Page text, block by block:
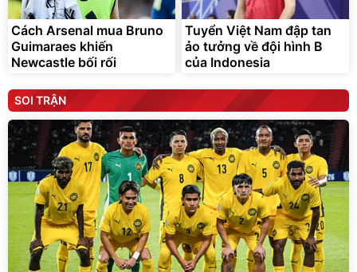
Cách Arsenal mua Bruno
Guimaraes khiến
Newcastle bối rối
Tuyển Việt Nam đập tan
ảo tưởng về đội hình B
của Indonesia
SOI TRẬN